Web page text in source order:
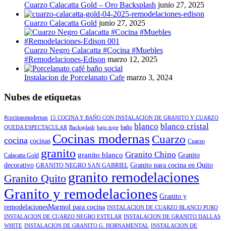
Cuarzo Calacatta Gold – Oro Backsplash junio 27, 2025
Cuarzo Calacatta Gold junio 27, 2025
Cuarzo Negro Calacatta #Cocina #Muebles
#Remodelaciones-Edison marzo 12, 2025
Instalacion de Porcelanato Cafe marzo 3, 2024
Nubes de etiquetas
#cocinasmodernas 15 COCINA Y BAÑO CON INSTALACION DE GRANITO Y CUARZO
QUEDA ESPECTACULAR Backsplash bajo tope baño blanco blanco cristal
cocina cocinas Cocinas modernas Cuarzo Cuarzo
Calacatta Gold granito granito blanco Granito Chino Granito
decorativo GRANITO NEGRO SAN GABRIEL Granito para cocina en Quito
Granito Quito granito remodelaciones
Granito y remodelaciones Granito y
remodelacionesMarmol para cocina INSTALACION DE CUARZO BLANCO PURO
INSTALACION DE CUARZO NEGRO ESTELAR INSTALACION DE GRANITO DALLAS
WHITE INSTALACION DE GRANITO G. HORNAMENTAL INSTALACION DE